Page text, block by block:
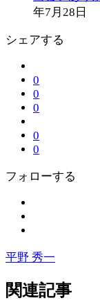
年7月28日
シェアする
0
0
0
0
0
フォローする
平野 秀一
関連記事